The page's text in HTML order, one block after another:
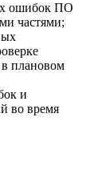
ошибок ПО
частями;
плановом
и
во время